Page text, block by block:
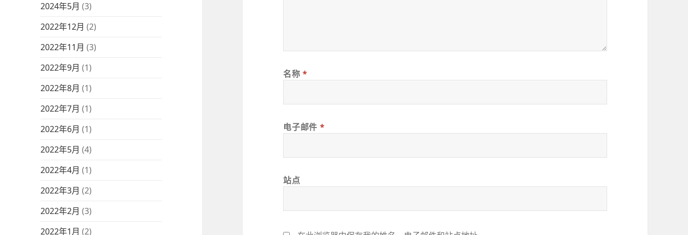
2024年5月 (3)
2022年12月 (2)
2022年11月 (3)
2022年9月 (1)
2022年8月 (1)
2022年7月 (1)
2022年6月 (1)
2022年5月 (4)
2022年4月 (1)
2022年3月 (2)
2022年2月 (3)
2022年1月 (2)
名称*
电子邮件 *
站点